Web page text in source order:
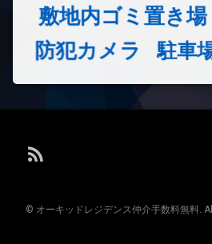
敷地内ゴミ置き場
防犯カメラ 駐車
RSS
© オーキッドレジデンス仲介手数料無料.